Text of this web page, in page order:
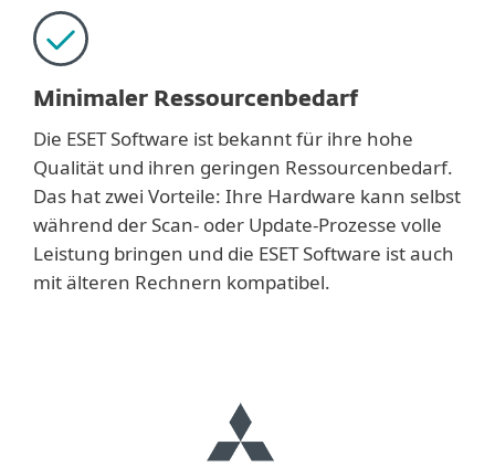
Minimaler Ressourcenbedarf
Die ESET Software ist bekannt für ihre hohe
Qualität und ihren geringen Ressourcenbedarf.
Das hat zwei Vorteile: Ihre Hardware kann selbst
während der Scan- oder Update-Prozesse volle
Leistung bringen und die ESET Software ist auch
mit älteren Rechnern kompatibel.